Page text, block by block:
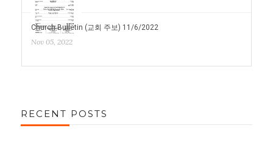
Church Bulletin (교회 주보) 11/6/2022
Nov 05, 2022
RECENT POSTS